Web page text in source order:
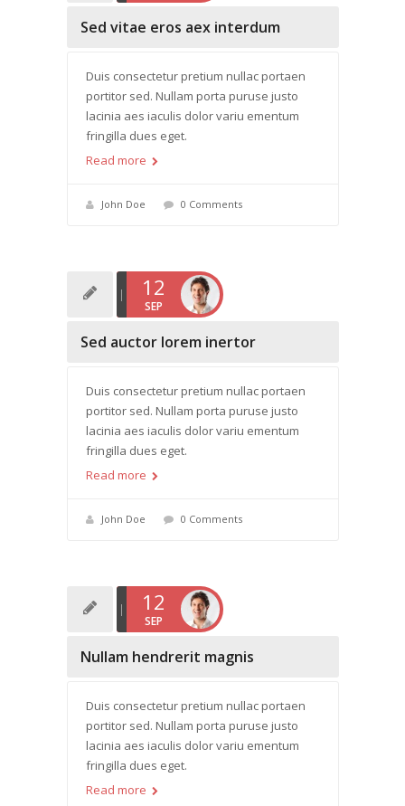
Sed vitae eros aex interdum
Duis consectetur pretium nullac portaen
portitor sed. Nullam porta puruse justo
lacinia aes iaculis dolor variu ementum
fringilla dues eget.
Read more
John Doe 0 Comments
12
SEP
Sed auctor lorem inertor
Duis consectetur pretium nullac portaen
portitor sed. Nullam porta puruse justo
lacinia aes iaculis dolor variu ementum
fringilla dues eget.
Read more
John Doe 0 Comments
12
SEP
Nullam hendrerit magnis
Duis consectetur pretium nullac portaen
portitor sed. Nullam porta puruse justo
lacinia aes iaculis dolor variu ementum
fringilla dues eget.
Read more